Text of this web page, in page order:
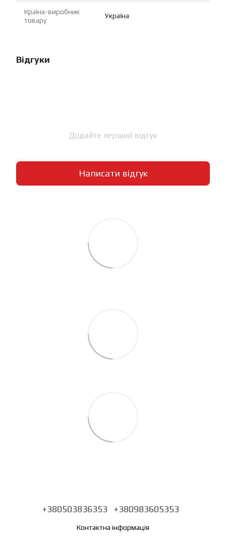
Країна-виробник
товару
Україна
Відгуки
Додайте перший відгук
Написати відгук
+380503836353 +380983605353
Контактна інформація